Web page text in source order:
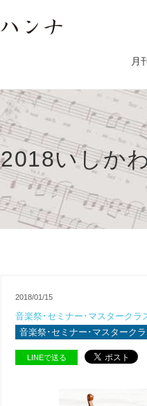
月
2018いしか
2018/01/15
音楽祭･セミナー･マスタークラ
音楽祭･セミナー･マスターク
LINEで送る